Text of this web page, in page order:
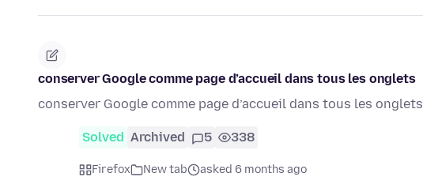
conserver Google comme page d’accueil dans tous les onglets
conserver Google comme page d’accueil dans tous les onglets
Solved Archived 5 338
Firefox New tab asked 6 months ago